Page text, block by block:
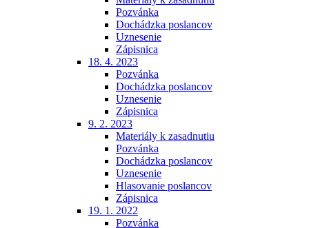
Pozvánka
Dochádzka poslancov
Uznesenie
Zápisnica
18. 4. 2023
Pozvánka
Dochádzka poslancov
Uznesenie
Zápisnica
9. 2. 2023
Materiály k zasadnutiu
Pozvánka
Dochádzka poslancov
Uznesenie
Hlasovanie poslancov
Zápisnica
19. 1. 2022
Pozvánka